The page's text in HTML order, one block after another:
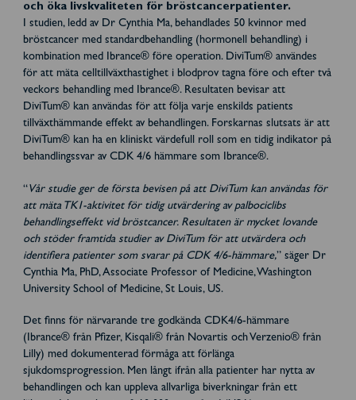
och öka livskvaliteten för bröstcancerpatienter.
I studien, ledd av Dr Cynthia Ma, behandlades 50 kvinnor med
bröstcancer med standardbehandling (hormonell behandling) i
kombination med Ibrance® före operation. DiviTum® användes
för att mäta celltillväxthastighet i blodprov tagna före och efter två
veckors behandling med Ibrance®. Resultaten bevisar att
DiviTum® kan användas för att följa varje enskilds patients
tillväxthämmande effekt av behandlingen. Forskarnas slutsats är att
DiviTum® kan ha en kliniskt värdefull roll som en tidig indikator på
behandlingssvar av CDK 4/6 hämmare som Ibrance®.
“Vår studie ger de första bevisen på att DiviTum kan användas för
att mäta TK1-aktivitet för tidig utvärdering av palbociclibs
behandlingseffekt vid bröstcancer. Resultaten är mycket lovande
och stöder framtida studier av DiviTum för att utvärdera och
identifiera patienter som svarar på CDK 4/6-hämmare,” säger Dr
Cynthia Ma, PhD, Associate Professor of Medicine, Washington
University School of Medicine, St Louis, US.
Det finns för närvarande tre godkända CDK4/6-hämmare
(Ibrance® från Pfizer, Kisqali® från Novartis och Verzenio® från
Lilly) med dokumenterad förmåga att förlänga
sjukdomsprogression. Men långt ifrån alla patienter har nytta av
behandlingen och kan uppleva allvarliga biverkningar från ett